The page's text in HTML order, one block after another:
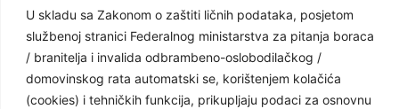
U skladu sa Zakonom o zaštiti ličnih podataka, posjetom
službenoj stranici Federalnog ministarstva za pitanja boraca
/ branitelja i invalida odbrambeno-oslobodilačkog /
domovinskog rata automatski se, korištenjem kolačića
(cookies) i tehničkih funkcija, prikupljaju podaci za osnovnu
Youtube Kanal
Linkovi